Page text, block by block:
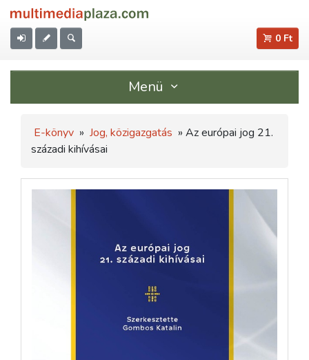
0 Ft
Menü
E-könyv » Jog, közigazgatás » Az európai jog 21.
századi kihívásai